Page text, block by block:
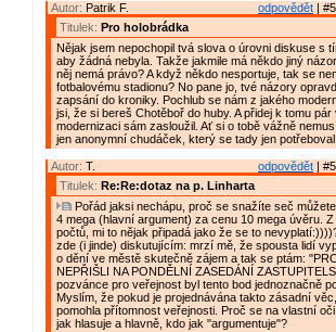
odpovědět |
Autor: Patrik F.
Titulek: Pro holobrádka
Nějak jsem nepochopil tvá slova o úrovni diskuse s
aby žádná nebyla. Takže jakmile má někdo jiný
něj nemá právo? A když někdo nesportuje, tak se
fotbalovému stadionu? No pane jo, tvé názory
zapsání do kroniky. Pochlub se nám z jakého
jsi, že si bereš Chotěboř do huby. A přidej k tomu
modernizaci sám zasloužil. Ať si o tobě vážně
jen anonymní chudáček, který se tady jen
odpovědět |
Autor: T.
Titulek: Re:Re:dotaz na p. Linharta
Pořád jaksi nechápu, proč se snažíte seč
4 mega (hlavní argument) za cenu 10 mega úvěru.
počtů, mi to nějak připadá jako že se to
zde (i jinde) diskutujícím: mrzí mě, že spousta lidí
o dění ve městě skutečně zájem a tak se ptám:
NEPŘIŠLI NA PONDĚLNÍ ZASEDÁNÍ
pozvánce pro veřejnost byl tento bod jednoznačně
Myslím, že pokud je projednávána takto zásadní
pomohla přítomnost veřejnosti. Proč se na vlastní
jak hlasuje a hlavně, kdo jak "argumentuje"?